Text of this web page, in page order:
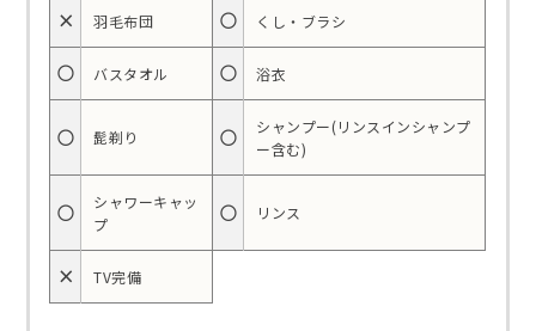
× 羽毛布団 ○ くし・ブラシ
○ バスタオル ○ 浴衣
○ 髭剃り ○
シャンプー(リンスインシャンプ
ー含む)
○
シャワーキャッ
プ
○ リンス
× TV完備